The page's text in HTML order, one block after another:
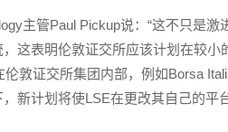
主管Paul Pickup说：“这不只是
这表明伦敦证交所应该计划在较
敦证交所集团内部，例如Borsa
新计划将使LSE在更改其自己的平